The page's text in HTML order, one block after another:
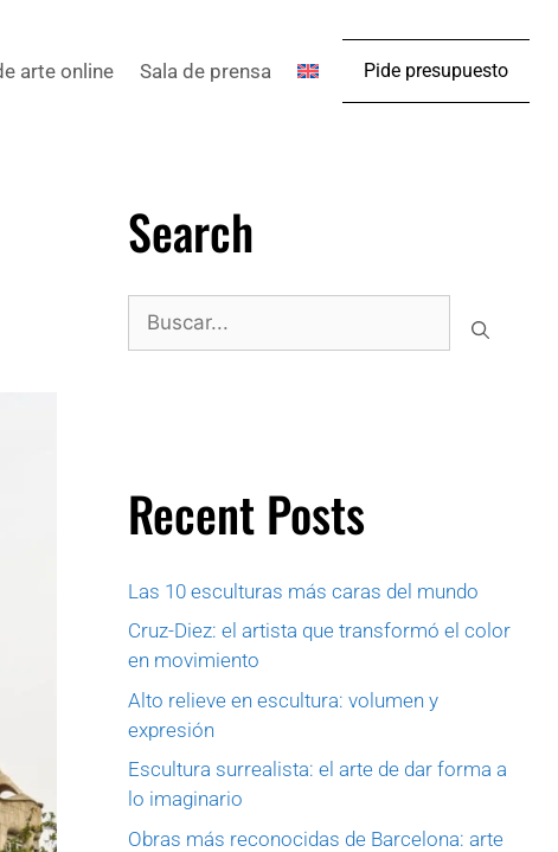
arte online Sala de prensa Pide presupuesto
Search
Recent Posts
Las 10 esculturas más caras del mundo
Cruz-Diez: el artista que transformó el color
en movimiento
Alto relieve en escultura: volumen y
expresión
Escultura surrealista: el arte de dar forma a
lo imaginario
Obras más reconocidas de Barcelona: arte